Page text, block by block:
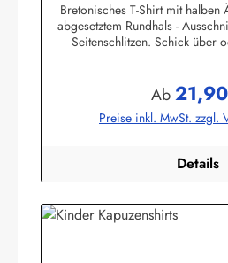
Bretonisches T-Shirt mit halben
abgesetztem Rundhals -
Seitenschlitzen. Schick über
GmbHHeglitzer Str. 1226409
Regulärer
Ab
Preise inkl. MwSt. zzgl.
Details